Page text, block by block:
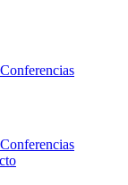
Conferencias
Conferencias